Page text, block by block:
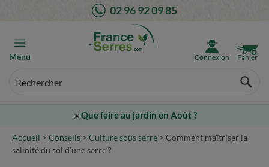
contenu
02 96 92 09 85
Menu Connexion Panier
☀️Que faire au jardin en Août ?
Accueil > Conseils > Culture sous serre > Comment maîtriser la
salinité du sol d’une serre ?